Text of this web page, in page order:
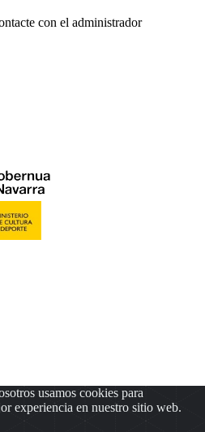
con el administrador
usamos cookies para
experiencia en nuestro sitio web.